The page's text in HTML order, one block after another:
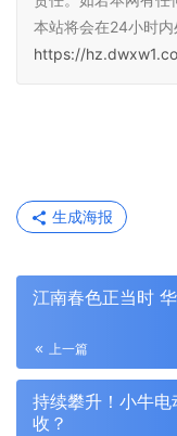
本站将会在24小时内
https://
生成海报
江南春色正当时
上一篇
持续攀升！小牛
收？